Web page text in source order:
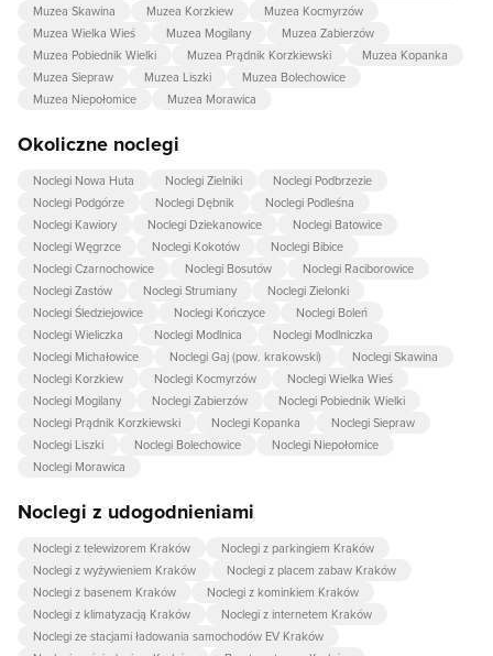
Muzea Skawina
Muzea Korzkiew
Muzea Kocmyrzów
Muzea Wielka Wieś
Muzea Mogilany
Muzea Zabierzów
Muzea Pobiednik Wielki
Muzea Prądnik Korzkiewski
Muzea Kopanka
Muzea Siepraw
Muzea Liszki
Muzea Bolechowice
Muzea Niepołomice
Muzea Morawica
Okoliczne noclegi
Noclegi Nowa Huta Noclegi Zielniki
Noclegi Podbrzezie
Noclegi Podgórze
Noclegi Dębnik
Noclegi Podleśna
Noclegi Kawiory
Noclegi Dziekanowice
Noclegi Batowice
Noclegi Węgrzce
Noclegi Kokotów
Noclegi Bibice
Noclegi Czarnochowice
Noclegi Bosutów
Noclegi Raciborowice
Noclegi Zastów
Noclegi Strumiany
Noclegi Zielonki
Noclegi Śledziejowice
Noclegi Kończyce
Noclegi Boleń
Noclegi Wieliczka
Noclegi Modlnica
Noclegi Modlniczka
Noclegi Michałowice
Noclegi Gaj (pow. krakowski)
Noclegi Skawina
Noclegi Korzkiew
Noclegi Kocmyrzów
Noclegi Wielka Wieś
Noclegi Mogilany
Noclegi Zabierzów
Noclegi Pobiednik Wielki
Noclegi Prądnik Korzkiewski
Noclegi Kopanka
Noclegi Siepraw
Noclegi Liszki
Noclegi Bolechowice
Noclegi Niepołomice
Noclegi Morawica
Noclegi z udogodnieniami
Noclegi z telewizorem Kraków
Noclegi z parkingiem Kraków
Noclegi z wyżywieniem Kraków
Noclegi z placem zabaw Kraków
Noclegi z basenem Kraków
Noclegi z kominkiem Kraków
Noclegi z klimatyzacją Kraków
Noclegi z internetem Kraków
Noclegi ze stacjami ładowania samochodów EV Kraków